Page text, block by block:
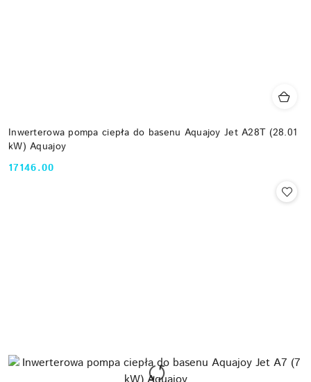
Inwerterowa pompa ciepła do basenu Aquajoy Jet A28T (28.01
kW) Aquajoy
Cena:
17146.00